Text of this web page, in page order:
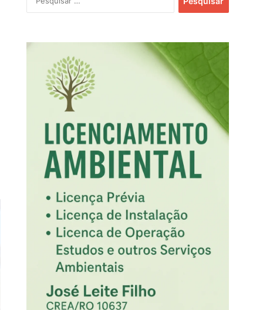
por: